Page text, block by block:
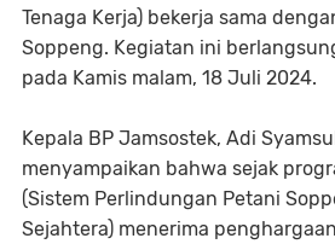
Tenaga Kerja) bekerja sama
Soppeng. Kegiatan ini
pada Kamis malam, 18 Juli 2024.
Kepala BP Jamsostek, Adi
menyampaikan bahwa sejak
(Sistem Perlindungan Petani
Sejahtera) menerima